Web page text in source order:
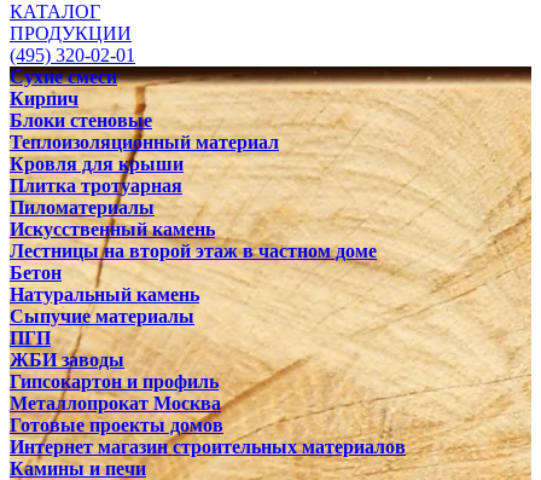
КАТАЛОГ
ПРОДУКЦИИ
(495) 320-02-01
Сухие смеси
Кирпич
Блоки стеновые
Теплоизоляционный материал
Кровля для крыши
Плитка тротуарная
Пиломатериалы
Искусственный камень
Лестницы на второй этаж в частном доме
Бетон
Натуральный камень
Сыпучие материалы
ПГП
ЖБИ заводы
Гипсокартон и профиль
Металлопрокат Москва
Готовые проекты домов
Интернет магазин строительных материалов
Камины и печи